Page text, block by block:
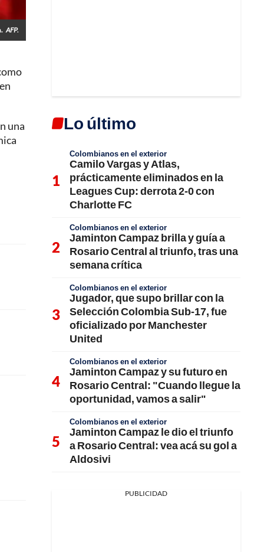
AFP.
una
Lo último
Colombianos en el exterior
Camilo Vargas y Atlas,
prácticamente eliminados en la
Leagues Cup: derrota 2-0 con
Charlotte FC
Colombianos en el exterior
Jaminton Campaz brilla y guía a
Rosario Central al triunfo, tras una
semana crítica
Colombianos en el exterior
Jugador, que supo brillar con la
Selección Colombia Sub-17, fue
oficializado por Manchester
United
Colombianos en el exterior
Jaminton Campaz y su futuro en
Rosario Central: "Cuando llegue la
oportunidad, vamos a salir"
Colombianos en el exterior
Jaminton Campaz le dio el triunfo
a Rosario Central: vea acá su gol a
Aldosivi
PUBLICIDAD